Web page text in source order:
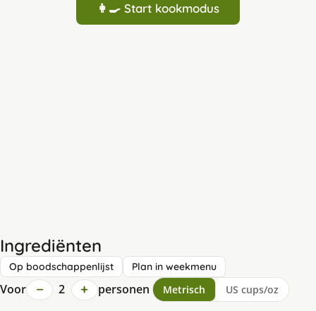
👩‍🍳 Start kookmodus
Ingrediënten
Op boodschappenlijst Plan in weekmenu
Voor − 2 + personen Metrisch US cups/oz